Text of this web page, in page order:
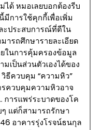
ได้ หมอเลยบอกต้องรีบ
มีการใช้คุกกี้เพื่อเพิ่ม
ะประสบการณ์ที่ดีใน
ารถศึกษารายละเอียด
ในการคุ้มครองข้อมูล
เป็นส่วนตัวเองได้ของ
ธีควบคุม “ความหิว”
ควบคุมความหิวอาจ
การแพร่ระบาดของโค
แต่ก็สามารถรักษา
อาคารรุ่งโรจน์ธนกุล